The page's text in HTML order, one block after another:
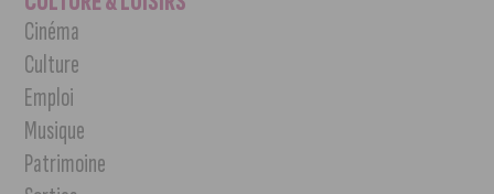
Cinéma
Culture
Emploi
Musique
Patrimoine